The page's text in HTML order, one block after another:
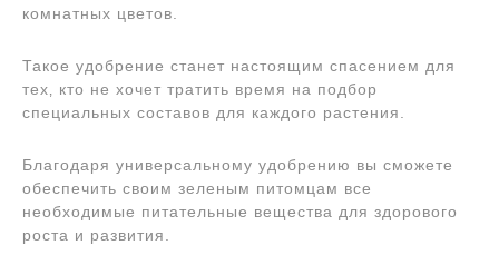
комнатных цветов.
Такое удобрение станет настоящим спасением для
тех‚ кто не хочет тратить время на подбор
специальных составов для каждого растения.
Благодаря универсальному удобрению вы сможете
обеспечить своим зеленым питомцам все
необходимые питательные вещества для здорового
роста и развития.